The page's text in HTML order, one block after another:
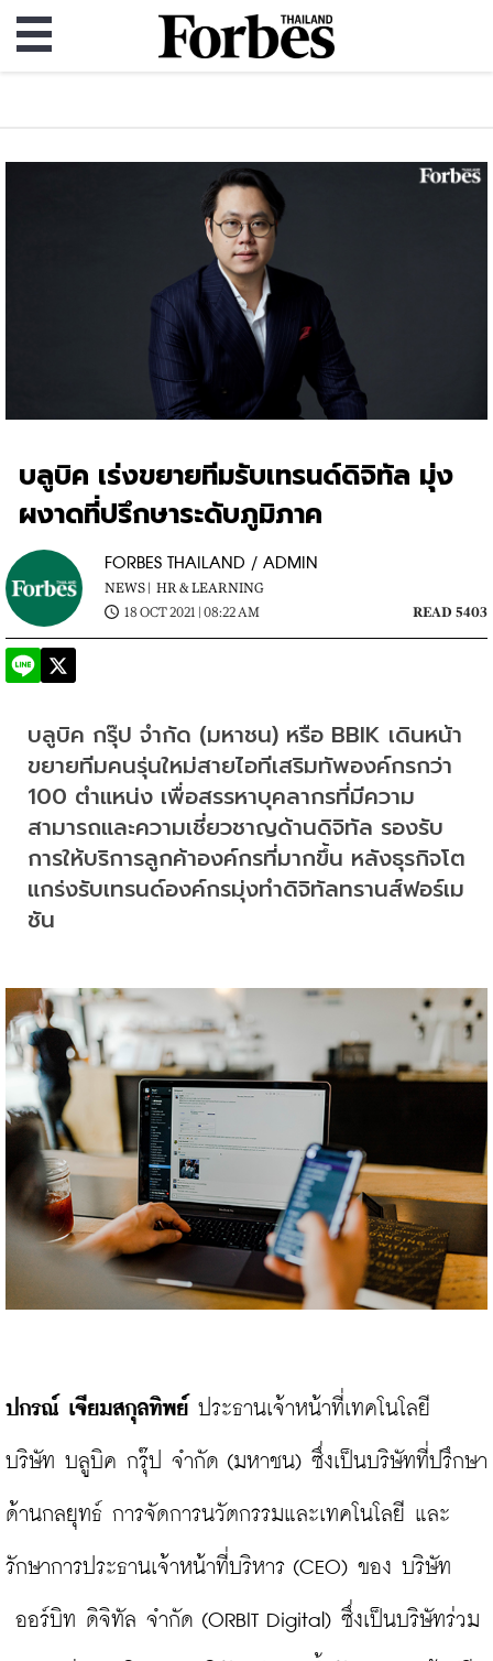
บลูบิค เร่งขยายทีมรับเทรนด์ดิจิทัล มุ่ง
ผงาดที่ปรึกษาระดับภูมิภาค
FORBES THAILAND / ADMIN
NEWS | HR & LEARNING
18 OCT 2021 | 08:22 AM
READ 5403
บลูบิค กรุ๊ป จำกัด (มหาชน) หรือ BBIK เดินหน้า
ขยายทีมคนรุ่นใหม่สายไอทีเสริมทัพองค์กรกว่า
100 ตำแหน่ง เพื่อสรรหาบุคลากรที่มีความ
สามารถและความเชี่ยวชาญด้านดิจิทัล รองรับ
การให้บริการลูกค้าองค์กรที่มากขึ้น หลังธุรกิจโต
แกร่งรับเทรนด์องค์กรมุ่งทำดิจิทัลทรานส์ฟอร์เม
ชัน
ปกรณ์ เจียมสกุลทิพย์ ประธานเจ้าหน้าที่เทคโนโลยี
บริษัท บลูบิค กรุ๊ป จำกัด (มหาชน) ซึ่งเป็นบริษัทที่ปรึกษา
ด้านกลยุทธ์ การจัดการนวัตกรรมและเทคโนโลยี และ
รักษาการประธานเจ้าหน้าที่บริหาร (CEO) ของ บริษัท
ออร์บิท ดิจิทัล จำกัด (ORBIT Digital) ซึ่งเป็นบริษัทร่วม